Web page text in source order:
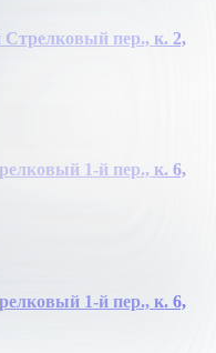
пер., к. 2,
1-й пер., к. 6,
1-й пер., к. 6,